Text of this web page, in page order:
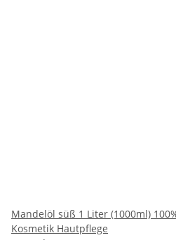
Mandelöl süß 1 Liter (1000ml)
Kosmetik Hautpflege